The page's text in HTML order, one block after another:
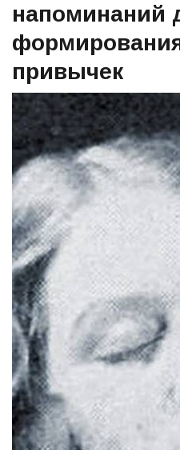
напоминаний
привычек